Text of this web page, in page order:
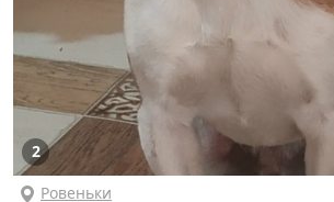
2
Ровеньки